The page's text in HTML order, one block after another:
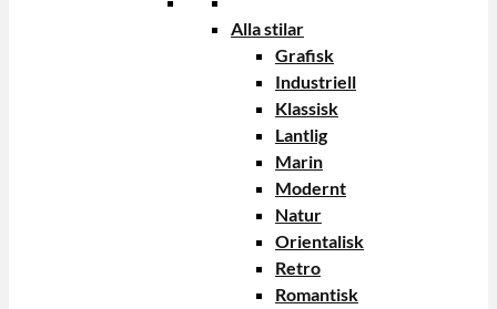
Alla stilar
Grafisk
Industriell
Klassisk
Lantlig
Marin
Modernt
Natur
Orientalisk
Retro
Romantisk